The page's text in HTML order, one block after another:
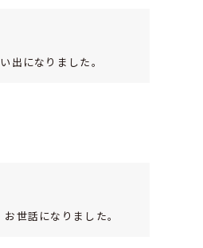
出になりました。
世話になりました。